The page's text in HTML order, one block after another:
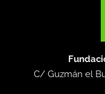
C/ Guzmán el